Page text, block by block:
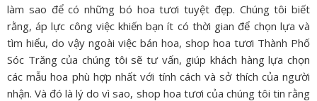
làm sao để có những bó hoa tươi tuyệt đẹp. Chúng tôi biết
rằng, áp lực công việc khiến bạn ít có thời gian để chọn lựa và
tìm hiểu, do vậy ngoài việc bán hoa, shop hoa tươi Thành Phố
Sóc Trăng của chúng tôi sẽ tư vấn, giúp khách hàng lựa chọn
các mẫu hoa phù hợp nhất với tính cách và sở thích của người
nhận. Và đó là lý do vì sao, shop hoa tươi của chúng tôi tin rằng